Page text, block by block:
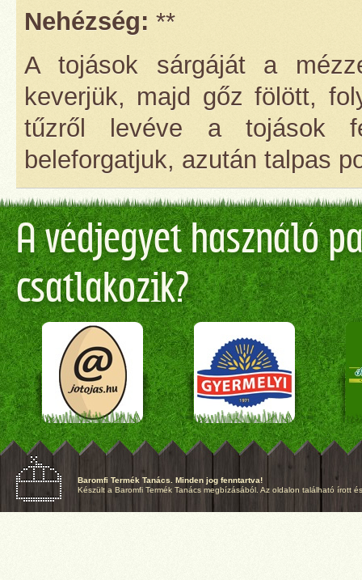
Nehézség: **
A tojások sárgáját a
keverjük, majd gőz fölött,
tűzről levéve a tojások
beleforgatjuk, azután talpas
A védjegyet használó
csatlakozik?
Baromfi Termék Tanács. Minden jog fenntartva!
Készült a Baromfi Termék Tanács megbízásából. Az oldalon található írott